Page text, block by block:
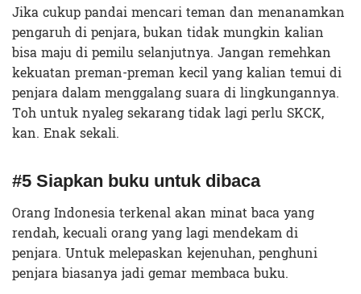
Jika cukup pandai mencari teman dan menanamkan
pengaruh di penjara, bukan tidak mungkin kalian
bisa maju di pemilu selanjutnya. Jangan remehkan
kekuatan preman-preman kecil yang kalian temui di
penjara dalam menggalang suara di lingkungannya.
Toh untuk nyaleg sekarang tidak lagi perlu SKCK,
kan. Enak sekali.
#5 Siapkan buku untuk dibaca
Orang Indonesia terkenal akan minat baca yang
rendah, kecuali orang yang lagi mendekam di
penjara. Untuk melepaskan kejenuhan, penghuni
penjara biasanya jadi gemar membaca buku.